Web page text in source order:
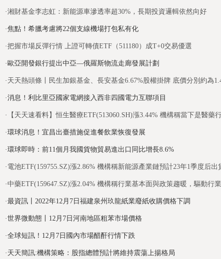
·湘財基金李志虹：新能源車滲透率超30%，長期投資邏輯依然向好
·焦點！希臘考慮將22個支線機場打包私有化
·把握市場反彈行情 上證可轉債ETF（511180）成T+0交易優選
· 歐亞開發銀行提出中亞—俄羅斯物流走廊發展計劃
· 天天熱頭條丨民生加銀基金、長安基金6.67%股權掛牌 底價分別約為
·消息！利比里亞國家電網接入西非四國電力互聯項目
· 【天天速看料】恒生醫療ETF(513060.SH)漲3.44% 機構稱當下是醫藥
·環球消息！宜昌出臺措施促進餐飲業恢復發展
·環球即時：前11個月我國貨物貿易進出口同比增長8.6%
· 電池ETF(159755.SZ)漲2.86% 機構稱新能源產業鏈預計23年1季度后
·中藥ETF(159647.SZ)漲2.04% 機構稱行業基本面與政策趨暖，驅動
·最資訊丨2022年12月7日福建泉州玖龍紙業廢紙收購價格下調
·世界微動態丨12月7日河南地區粗苯市場價格
·全球短訊！12月7日國內市場醋酐行情下跌
· 天天簡訊:機構策略：股指總體預計將維持震蕩上揚格局